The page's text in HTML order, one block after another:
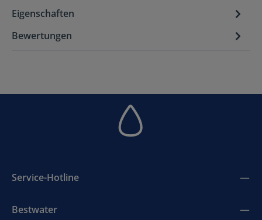
Eigenschaften
Bewertungen
Service-Hotline
Bestwater